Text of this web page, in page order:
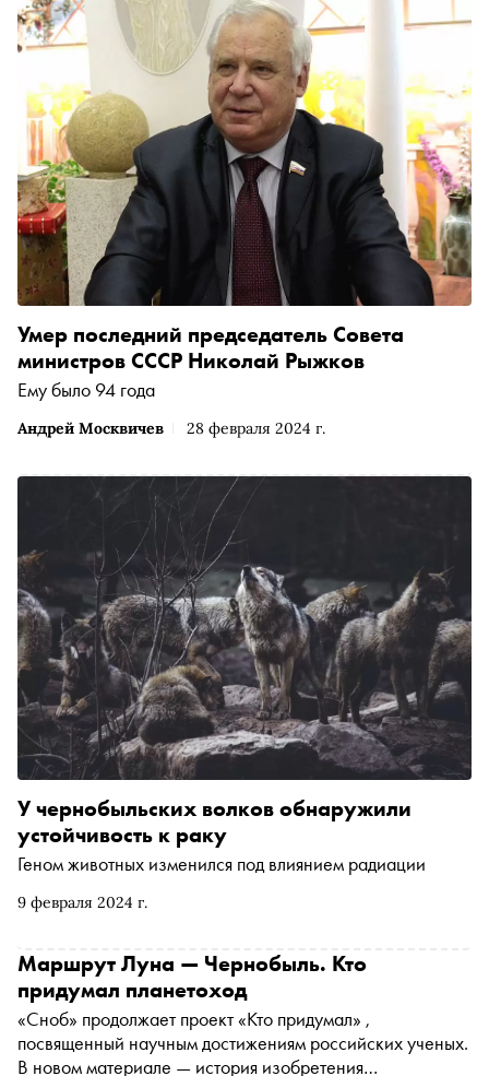
Андрей Москвичев 28 февраля 2024 г.
Умер последний председатель Совета
министров СССР Николай Рыжков
Ему было 94 года
9 февраля 2024 г.
У чернобыльских волков обнаружили
устойчивость к раку
Геном животных изменился под влиянием радиации
Маршрут Луна — Чернобыль. Кто
придумал планетоход
«Сноб» продолжает проект «Кто придумал» ,
посвященный научным достижениям российских ученых.
В новом материале — история изобретения